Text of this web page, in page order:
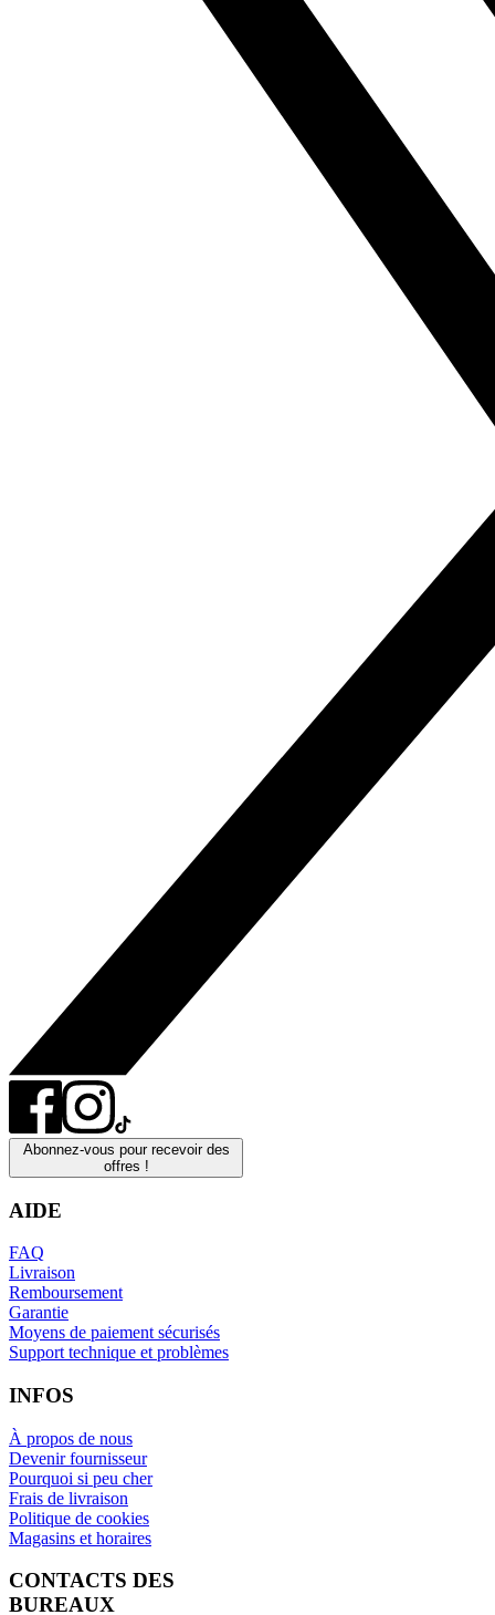
Abonnez-vous pour recevoir des
offres !
AIDE
FAQ
Livraison
Remboursement
Garantie
Moyens de paiement sécurisés
Support technique et problèmes
INFOS
À propos de nous
Devenir fournisseur
Pourquoi si peu cher
Frais de livraison
Politique de cookies
Magasins et horaires
CONTACTS DES
BUREAUX